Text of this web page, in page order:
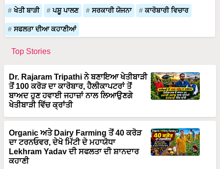
ਸਫਲਤਾ ਦੀਆ ਕਹਾਣੀਆਂ
Top Stories
ਤੋਂ 100 ਕਰੋੜ ਦਾ ਕਾਰੋਬਾਰ, ਹੈਲੀਕਾਪਟਰਾਂ ਤੋਂ
ਬਾਅਦ ਹੁਣ ਹਵਾਈ ਜਹਾਜ਼ਾਂ ਨਾਲ ਲਿਆਉਣਗੇ
ਖੇਤੀਬਾੜੀ ਵਿੱਚ ਕ੍ਰਾਂਤੀ
Organic ਅਤੇ Dairy Farming ਤੋਂ 40 ਕਰੋੜ
ਦਾ ਟਰਨਓਵਰ, ਦੇਖੋ ਮਿੱਟੀ ਦੇ ਮਹਾਯੋਧਾ
Lekhram Yadav ਦੀ ਸਫਲਤਾ ਦੀ ਸ਼ਾਨਦਾਰ
ਕਹਾਣੀ